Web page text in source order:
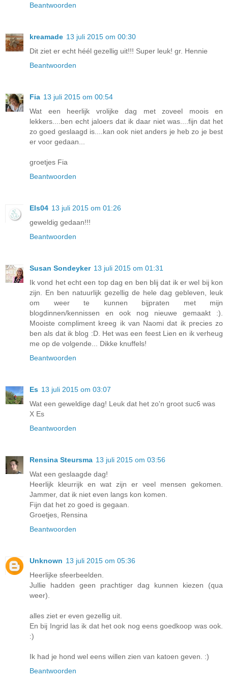
Beantwoorden
kreamade 13 juli 2015 om 00:30
Dit ziet er echt héél gezellig uit!!! Super leuk! gr. Hennie
Beantwoorden
Fia 13 juli 2015 om 00:54
Wat een heerlijk vrolijke dag met zoveel moois en
lekkers....ben echt jaloers dat ik daar niet was....fijn dat het
zo goed geslaagd is....kan ook niet anders je heb zo je best
er voor gedaan...
groetjes Fia
Beantwoorden
Els04 13 juli 2015 om 01:26
geweldig gedaan!!!
Beantwoorden
Susan Sondeyker 13 juli 2015 om 01:31
Ik vond het echt een top dag en ben blij dat ik er wel bij kon
zijn. En ben natuurlijk gezellig de hele dag gebleven, leuk
om weer te kunnen bijpraten met mijn
blogdinnen/kennissen en ook nog nieuwe gemaakt :).
Mooiste compliment kreeg ik van Naomi dat ik precies zo
ben als dat ik blog :D. Het was een feest Lien en ik verheug
me op de volgende... Dikke knuffels!
Beantwoorden
Es 13 juli 2015 om 03:07
Wat een geweldige dag! Leuk dat het zo'n groot suc6 was
X Es
Beantwoorden
Rensina Steursma 13 juli 2015 om 03:56
Wat een geslaagde dag!
Heerlijk kleurrijk en wat zijn er veel mensen gekomen.
Jammer, dat ik niet even langs kon komen.
Fijn dat het zo goed is gegaan.
Groetjes, Rensina
Beantwoorden
Unknown 13 juli 2015 om 05:36
Heerlijke sfeerbeelden.
Jullie hadden geen prachtiger dag kunnen kiezen (qua
weer).
alles ziet er even gezellig uit.
En bij Ingrid las ik dat het ook nog eens goedkoop was ook.
:)
Ik had je hond wel eens willen zien van katoen geven. :)
Beantwoorden